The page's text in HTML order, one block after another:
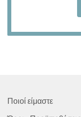
Ποιοί είμαστε